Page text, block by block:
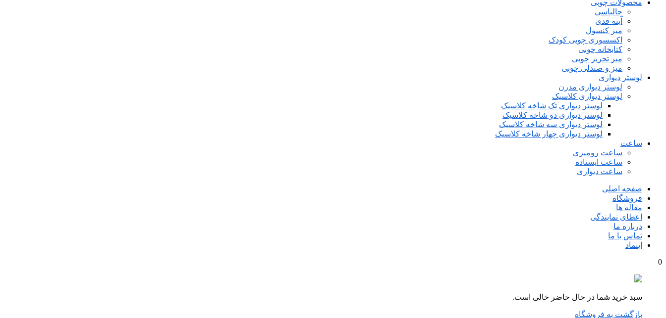
محصولات چوبی
جالباسی
آینه قدی
میز کنسول
اکسسوری چوبی کودک
کتابخانه چوبی
میز تحریر چوبی
میز و صندلی چوبی
لوستر دیواری
لوستر دیواری مدرن
لوستر دیواری کلاسیک
لوستر دیواری تک شاخه کلاسیک
لوستر دیواری دو شاخه کلاسیک
لوستر دیواری سه شاخه کلاسیک
لوستر دیواری چهار شاخه کلاسیک
ساعت
ساعت رومیزی
ساعت ایستاده
ساعت دیواری
صفحه اصلی
فروشگاه
مقاله ها
اعطای نمایندگی
درباره ما
تماس با ما
اینماد
0
سبد خرید شما در حال حاضر خالی است.
بازگشت به فروشگاه